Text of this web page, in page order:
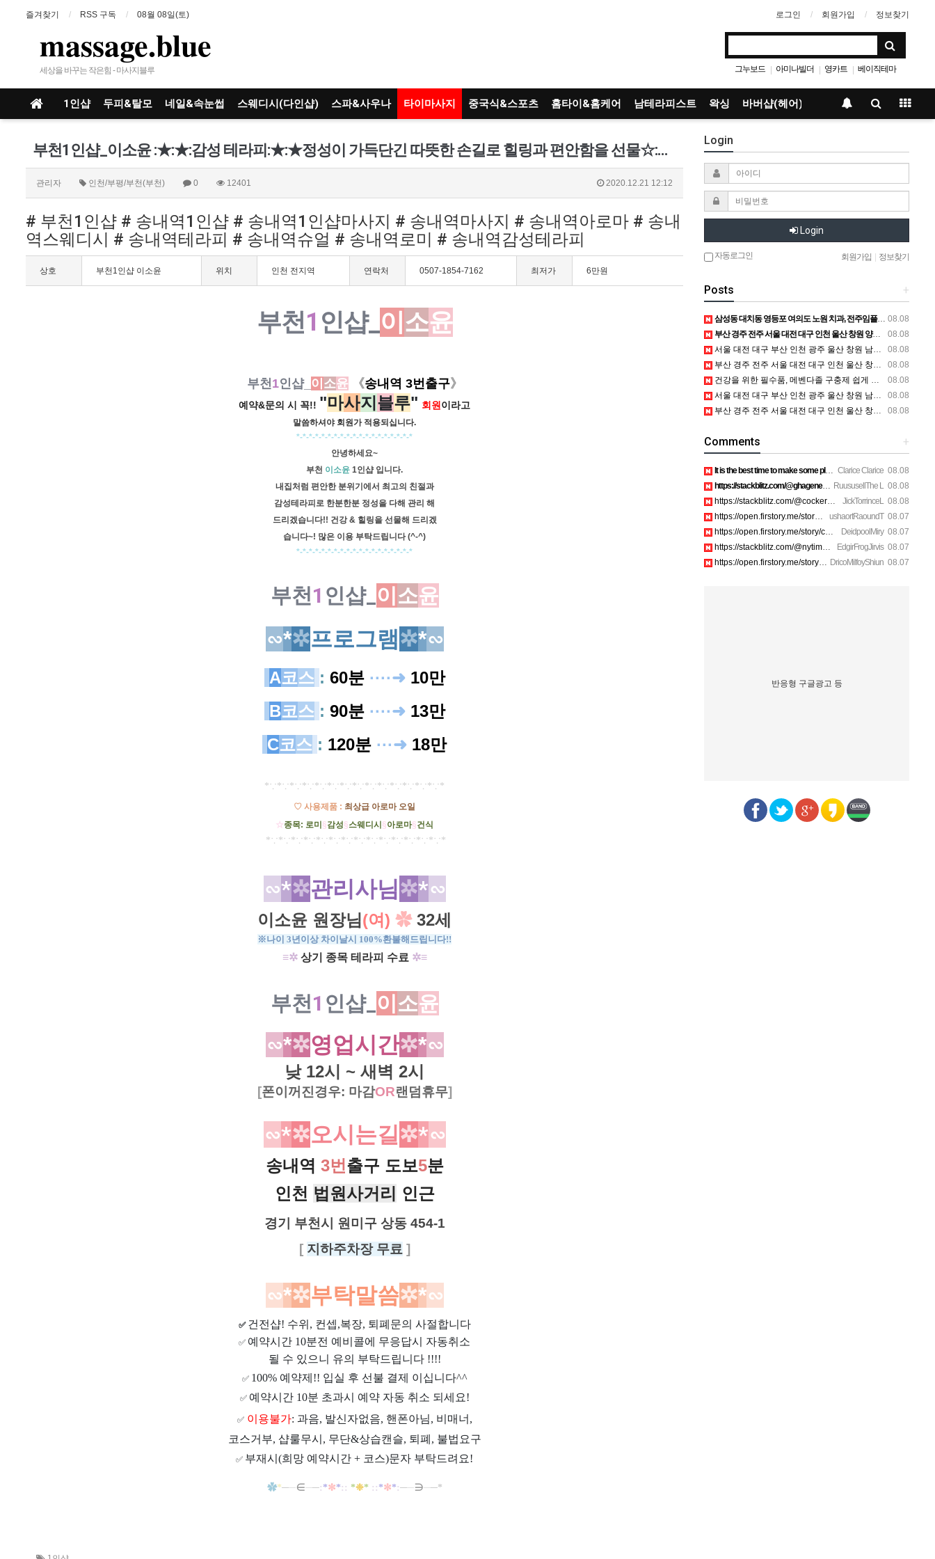
즐겨찾기 RSS 구독 08월 08일(토) 로그인 회원가입 정보찾기
massage.blue
세상을 바꾸는 작은힘 - 마사지블루 그누보드 | 아미나빌더 | 영카트 | 베이직테마
1인샵 두피&탈모 네일&속눈썹 스웨디시(다인샵) 스파&사우나 타이마사지 중국식&스포츠 홈타이&홈케어 남테라피스트 왁싱 바버샵(헤어)
부천1인샵_이소윤 :★:★:감성 테라피:★:★정성이 가득단긴 따뜻한 손길로 힐링과 편안함을 선물☆:☆:편안한 힐링공간:☆:☆:…
관리자 인천/부평/부천(부천) 0 12401 2020.12.21 12:12
# 부천1인샵 # 송내역1인샵 # 송내역1인샵마사지 # 송내역마사지 # 송내역아로마 # 송내
역스웨디시 # 송내역테라피 # 송내역슈얼 # 송내역로미 # 송내역감성테라피
상호 부천1인샵 이소윤 위치 인천 전지역 연락처 0507-1854-7162 최저가 6만원
부천1 인샵_ 이 소윤
부천1인샵_ 이 소윤 《송내역 3번출구》
예약&문의 시 꼭!! "마사지 블루" 회원 이라고
말씀하셔야 회원가 적용되십니다.
*-*-*-*-*-*-*-*-*-*-*-*-*-*-*-*-*-*-*
안녕하세요~
부천 이소윤 1인샵 입니다.
내집처럼 편안한 분위기에서 최고의 친절과
감성테라피로 한분한분 정성을 다해 관리 해
드리겠습니다!! 건강 & 힐링을 선물해 드리겠
습니다~! 많은 이용 부탁드립니다 (^-^)
*-*-*-*-*-*-*-*-*-*-*-*-*-*-*-*-*-*-*
부천1 인샵_이 소윤
∽*✲프로그램✲*∽
A코스 : 60분 ····➜ 10만
B코스 : 90분 ····➜ 13만
C코스 : 120분 ···➜ 18만
*∵*∵*​∵*∵*​∵*∵*​∵*∵*​∵*∵*​∵*∵*​∵*∵*
♡ 사용제품 : 최상급 아로마 오일
☆종목: 로미 §감성§스웨디시 §아로마§건식
*∵*∵*​∵*∵*​∵*∵*​∵*∵*​∵*∵*​∵*∵*​∵*∵*
∽*✲관리사님✲*∽
이소윤 원장님(여) ✿32세
※나이 3년이상 차이날시 100%환불해드립니다!!
≡✲상기 종목 테라피 수료 ✲≡
부천1 인샵_이 소윤
∽​*✲영업시간✲*​∽
낮 12시 ~ 새벽 2시
[폰이꺼진경우: 마감OR랜덤휴무]
∽*✲오시는길✲*​∽
송내역 3번출구 도보5분
인천 법원사거리 인근​
경기 부천시 원미구 상동 454-1
[ 지하주차장 무료 ]
∽*✲부탁말씀✲*​∽
✅ 건전샵! 수위, 컨셉,복장, 퇴폐문의 사절합니다
✅ 예약시간 10분전 예비콜에 무응답시 자동취소
될 수 있으니 유의 부탁드립니다 !!!!
✅ 100% 예약제!! 입실 후 선불 결제 이십니다^^
✅ 예약시간 10분 초과시 예약 자동 취소 되세요!
✅ 이용불가: 과음, 발신자없음, 핸폰아님, 비매너,
코스거부, 샵룰무시, 무단&상습캔슬, 퇴폐, 불법요구
✅ 부재시(희망 예약시간 + 코스)문자 부탁드려요!
✿*──∈──: *✼* :: *❉* :: *✼* :──∋──*
Login
Login
자동로그인 회원가입 정보찾기
+
Posts
08.08
삼성동 대치동 영등포 여의도 노원 치과, 전주임플란트 대구정형외과 광주피부과 정보
08.08
부산 경주 전주 서울 대전 대구 인천 울산 창원 양산 포항 천안 평택 용인 고양 성남 수원 일수, 미용학원, 가족사진, 점집, 한복대여, 독학재수학원, 재회부적 정보
08.08
서울 대전 대구 부산 인천 광주 울산 창원 남양주 이혼전문변호사 정보
08.08
부산 경주 전주 서울 대전 대구 인천 울산 창원 양산 포항 천안 평택 용인 고양 성남 수원 일수, 미용학원, 가족사진, 점집, 한복대여, 독학재수학원, 재회부적 정보
08.08
건강을 위한 필수품, 메벤다졸 구충제 쉽게 구매하기 - 러시아 직구 우라몰 ula24.top
08.08
서울 대전 대구 부산 인천 광주 울산 창원 남양주 이혼전문변호사 정보
08.08
부산 경주 전주 서울 대전 대구 인천 울산 창원 양산 포항 천안 평택 용인 고양 성남 수원 일수, 미용학원, 가족사진, 점집, 한복대여, 독학재수학원, 재회부적 정보
+
Comments
Clarice Clarice 08.08
It is the best time to make some plans for the long run and …
RuususellThe L 08.08
https://stackblitz.com/@ghagenes74/collections/what-happens-…
JickTorrinceL 08.08
https://stackblitz.com/@cockerhanstartup/collections/help__-…
ushaortRaoundT 08.07
https://open.firstory.me/story/cmsip2pjw1a3701z6ftwa1gpl htt…
DeidpoolMiry 08.07
https://open.firstory.me/story/cmsiqku8m17ah01yqc4c6208e htt…
EdgirFrogJirvis 08.07
https://stackblitz.com/@nytimes/collections/how-to-turn-off-…
DricoMilfoyShiun 08.07
https://open.firstory.me/story/cmsiozsiy17o601yk4yp1bpeu htt…
반응형 구글광고 등